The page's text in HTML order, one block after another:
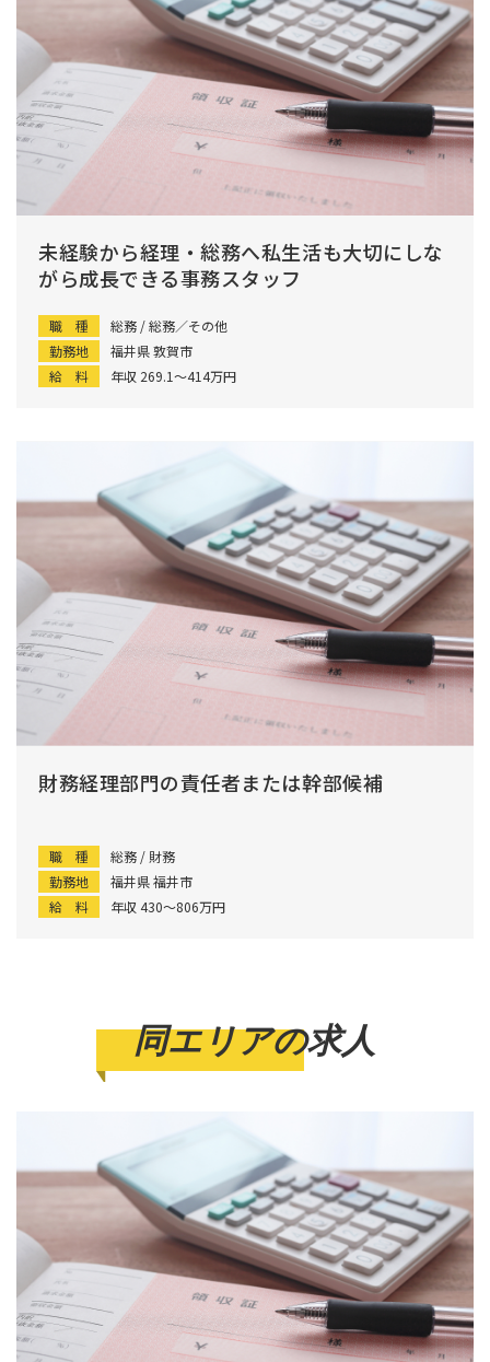
未経験から経理・総務へ私生活も大切にしな
がら成長できる事務スタッフ
職 種
総務 / 総務／その他
勤務地
福井県 敦賀市
給 料
年収 269.1〜414万円
財務経理部門の責任者または幹部候補
職 種
総務 / 財務
勤務地
福井県 福井市
給 料
年収 430〜806万円
同エリアの求人